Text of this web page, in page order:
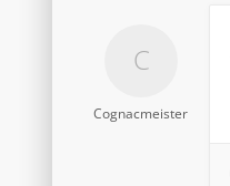
Cognacmeister